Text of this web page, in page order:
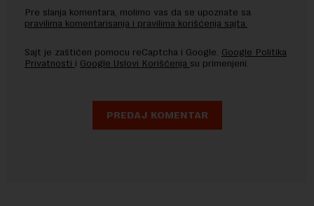
Pre slanja komentara, molimo vas da se upoznate sa
pravilima komentarisanja i pravilima korišćenja sajta.
Sajt je zaštićen pomocu reCaptcha i Google. Google Politika
Privatnosti i Google Uslovi Korišćenja su primenjeni.